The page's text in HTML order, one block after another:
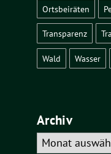
Ortsbeiräten
Transparenz
Wald Wasser
Archiv
Archiv